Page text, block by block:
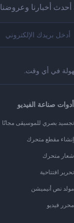
أخبارنا وعروضنا
في أي وقت.
أدوات صناعة الفيديو
تجسيد بصري للموسيقى مجانًا
إنشاء مقطع متحرك
شعار متحرك
تحرير افتتاحية
مولد نص أنيميشن
محرر فيديو